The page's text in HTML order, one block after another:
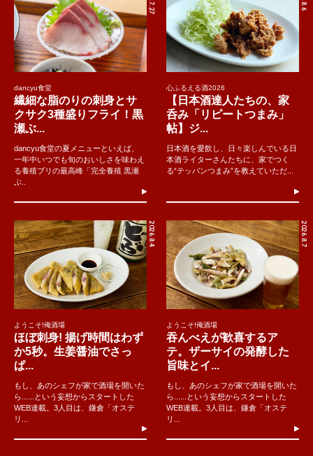
dancyu食堂
繊細な脂のりの刺身とサ
クサク3種盛りフライ！黒
瀬ぶ...
dancyu食堂の夏メニューといえば、
一年中いつでも旬のおいしさを味わえ
る養殖ブリの最高峰「完全養殖 黒瀬
ぶ..
心ふるえる酒2026
【日本酒達人たちの、家
呑み「リピートつまみ」
帖】ジ...
日本酒を愛飲し、日々楽しんでいる日
本酒ライターさんたちに、家でつく
る“テッパンつまみ”を教えていただ...
2026.8.4
ようこそ!俺酒場
ほぼ刺身! 揚げ時間はわず
か5秒。生姜醤油でさっ
ぱ...
もし、あのシェフが家で酒場を開いた
ら......という妄想からスタートした
WEB連載。3人目は、鎌倉「オステ
リ...
2026.8.7
ようこそ!俺酒場
吞んべえが歓喜するア
テ。ザーサイの発酵した
旨味とイ...
もし、あのシェフが家で酒場を開いた
ら......という妄想からスタートした
WEB連載。3人目は、鎌倉「オステ
リ...